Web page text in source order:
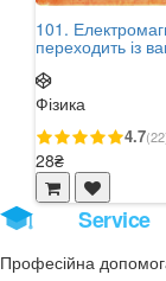
101.
переходить із
Фізика
4.7
28₴
Service
Професійна